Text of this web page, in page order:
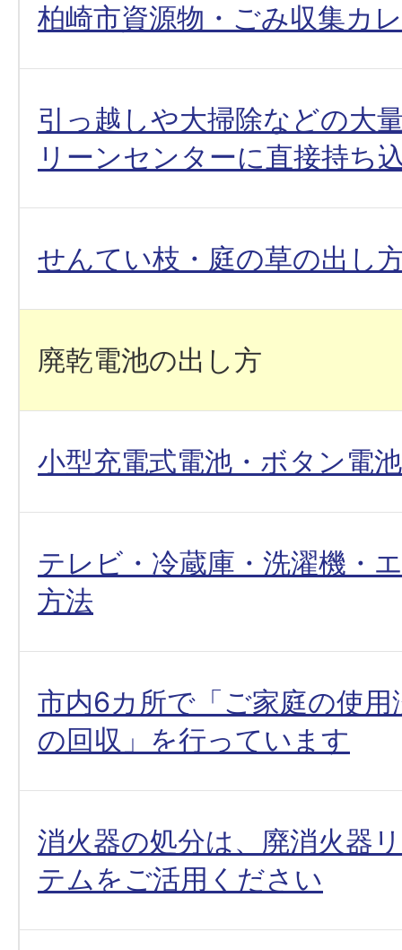
柏崎市資源物・ごみ収集カ
引っ越しや大掃除などの大
リーンセンターに直接持ち
せんてい枝・庭の草の出し
廃乾電池の出し方
小型充電式電池・ボタン電
テレビ・冷蔵庫・洗濯機・
方法
市内6カ所で「ご家庭の使
の回収」を行っています
消火器の処分は、廃消火器
テムをご活用ください